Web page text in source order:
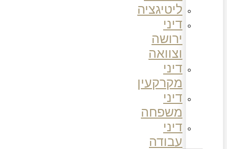
ליטיגציה
דיני
ירושה
וצוואה
דיני
מקרקעין
דיני
משפחה
דיני
עבודה